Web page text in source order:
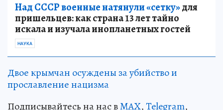
Над СССР военные натянули «сетку»для
пришельцев: как страна 13 лет тайно
искала и изучала инопланетных гостей
НАУКА
Двое крымчан осуждены за убийство и
прославление нацизма
Подписывайтесь на нас вMAX,Telegram,